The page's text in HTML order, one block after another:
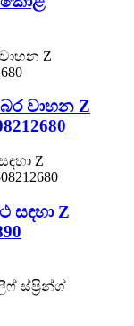
බර වාහන Z
සඳහා Z